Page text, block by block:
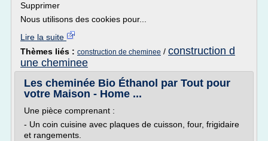
Supprimer
Nous utilisons des cookies pour...
Lire la suite
Thèmes liés : construction de cheminee / construction d
une cheminee
Les cheminée Bio Éthanol par Tout pour
votre Maison - Home ...
Une pièce comprenant :
- Un coin cuisine avec plaques de cuisson, four, frigidaire
et rangements.